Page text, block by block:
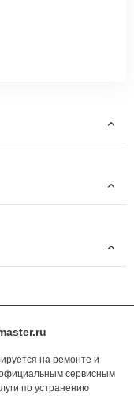
на ремонте и
сервисным
по устранению